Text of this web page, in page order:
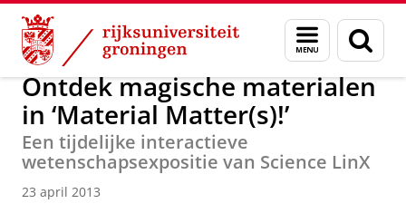
Skip
Content
Skip
Navigation
Menu
en
zoeken
Over ons Actueel Nieuws Nieuwsberichten
Ontdek magische materialen
in ‘Material Matter(s)!’
Een tijdelijke interactieve
wetenschapsexpositie van Science LinX
23 april 2013